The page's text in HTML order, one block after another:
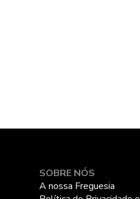
SOBRE NÓS
A nossa Freguesia